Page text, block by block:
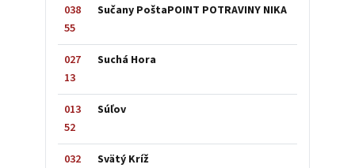
038
55
Sučany PoštaPOINT POTRAVINY NIKA
027
13
Suchá Hora
013
52
Súľov
032
Svätý Kríž